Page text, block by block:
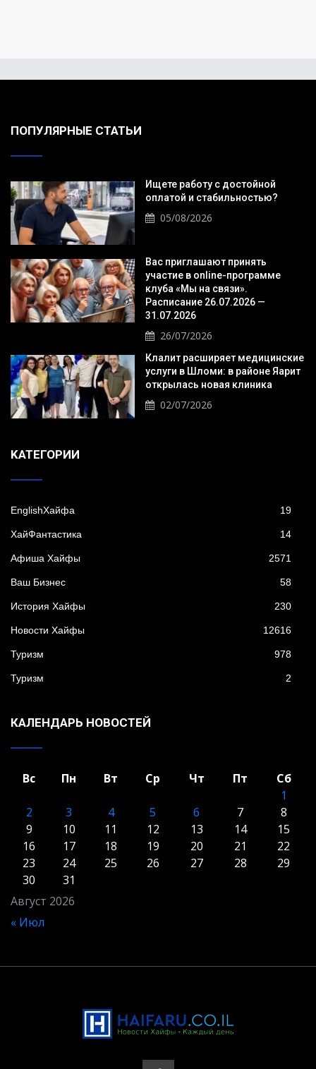
ПОПУЛЯРНЫЕ СТАТЬИ
Ищете работу с достойной
оплатой и стабильностью?
05/08/2026
Вас приглашают принять
участие в online-программе
клуба «Мы на связи».
Расписание 26.07.2026 —
31.07.2026
26/07/2026
Клалит расширяет медицинские
услуги в Шломи: в районе Яарит
открылась новая клиника
02/07/2026
KАТЕГОРИИ
EnglishХайфа 19
XайФантастика 14
Афиша Хайфы 2571
Ваш Бизнес 58
История Хайфы 230
Новости Хайфы 12616
Туризм 978
Туризм 2
КАЛЕНДАРЬ НОВОСТЕЙ
Август 2026
Вс Пн Вт Ср Чт Пт
Сб
1
2
3 4 5 6 7
8
9
10 11 12 13 14
15
16
17 18 19 20 21
22
23
24 25 26 27 28
29
30
31
« Июл